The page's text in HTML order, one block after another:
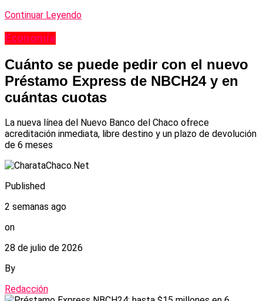
Continuar Leyendo
Economía
Cuánto se puede pedir con el nuevo
Préstamo Express de NBCH24 y en
cuántas cuotas
La nueva línea del Nuevo Banco del Chaco ofrece
acreditación inmediata, libre destino y un plazo de devolución
de 6 meses
Published
2 semanas ago
on
28 de julio de 2026
By
Redacción